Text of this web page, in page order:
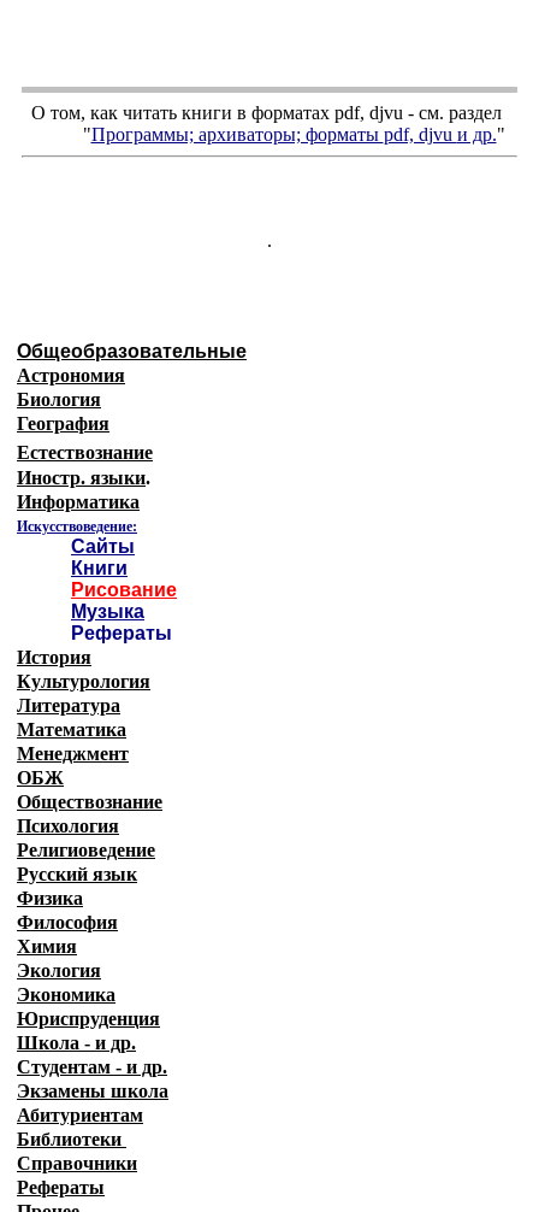
О том, как читать книги в форматах pdf, djvu - см. раздел
"Программы; архиваторы; форматы pdf, djvu и др."
.
Общеобразовательные
Астрономия
Биология
География
Естествознание
Иностр. языки.
Информатика
Искусствоведение:
Сайты
Книги
Рисование
Музыка
Рефераты
История
Культурология
Литература
Математика
Менеджмент
ОБЖ
Обществознание
Психология
Религиоведение
Русский язык
Физика
Философия
Химия
Экология
Экономика
Юриспруденция
Школа - и др.
Студентам - и др.
Экзамены школа
Абитуриентам
Библиотеки
Справочники
Рефераты